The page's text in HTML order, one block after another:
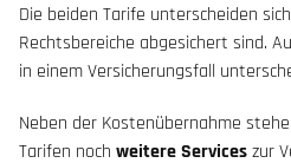
Die beiden Tarife unterscheiden
Rechtsbereiche abgesichert sind.
in einem Versicherungsfall
Neben der Kostenübernahme
Tarifen noch weitere Serviceszur